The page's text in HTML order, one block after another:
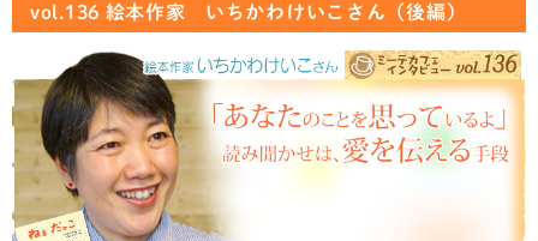
vol.136 絵本作家 いちかわけいこさん（後編）